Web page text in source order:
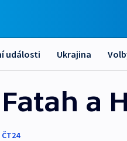
události Ukrajina
Fatah a
ČT24